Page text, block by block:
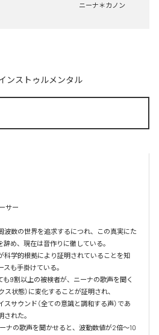
ニーナ＊カノン
ンストゥルメンタル
サー
波数の世界を追求するにつれ、この真実にた
め、現在は音作りに徹している。
科学的根拠により証明されていることを知
も手掛けている。
9割以上の被検者が、ニーナの歌声を聞く
ス状態）に変化することが証明され、
サウンド（全ての意識と調和する声）であ
れた。
ナの歌声を聞かせると、波動数値が2倍～10